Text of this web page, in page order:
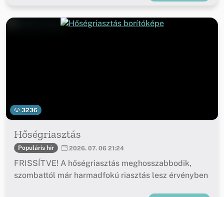
3236
Hőségriasztás
Populáris hír 2026. 07. 06 21:24
FRISSÍTVE! A hőségriasztás meghosszabbodik,
szombattól már harmadfokú riasztás lesz érvényben